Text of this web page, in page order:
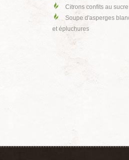
Citrons confits au
Soupe d'asperges
et épluchures